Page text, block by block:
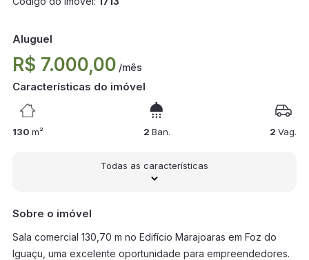
Aluguel
R$ 7.000,00 /mês
Características do imóvel
130 m² 2 Ban. 2Vag.
Todas as características
Sobre o imóvel
Sala comercial 130,70 m no Edifício Marajoaras em Foz do
Iguaçu, uma excelente oportunidade para empreendedores.